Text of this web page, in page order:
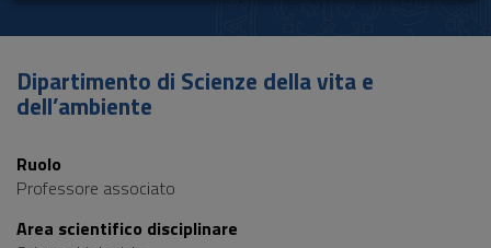
sito
al
Footer
Dipartimento di Scienze della vita e
dell’ambiente
Ruolo
Professore associato
Area scientifico disciplinare